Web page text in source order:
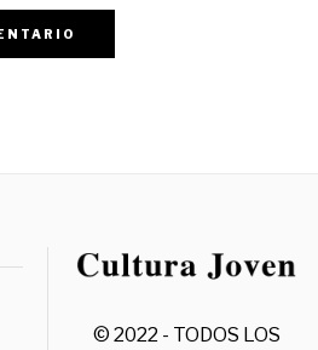
© 2022 - TODOS LOS